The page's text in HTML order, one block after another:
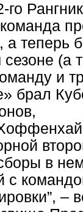
го
теперь
(а
и
брал
в
с
–